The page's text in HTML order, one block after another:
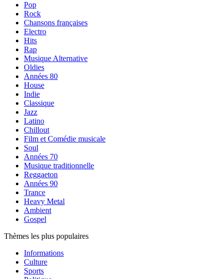
Pop
Rock
Chansons françaises
Electro
Hits
Rap
Musique Alternative
Oldies
Années 80
House
Indie
Classique
Jazz
Latino
Chillout
Film et Comédie musicale
Soul
Années 70
Musique traditionnelle
Reggaeton
Années 90
Trance
Heavy Metal
Ambient
Gospel
Thèmes les plus populaires
Informations
Culture
Sports